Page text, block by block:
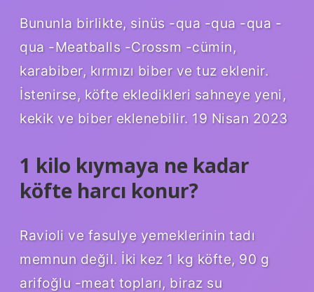
Bununla birlikte, sinüs -qua -qua -qua -
qua -Meatballs -Crossm -cümin,
karabiber, kırmızı biber ve tuz eklenir.
İstenirse, köfte ekledikleri sahneye yeni,
kekik ve biber eklenebilir. 19 Nisan 2023
1 kilo kıymaya ne kadar
köfte harcı konur?
Ravioli ve fasulye yemeklerinin tadı
memnun değil. İki kez 1 kg köfte, 90 g
arifoğlu -meat topları, biraz su